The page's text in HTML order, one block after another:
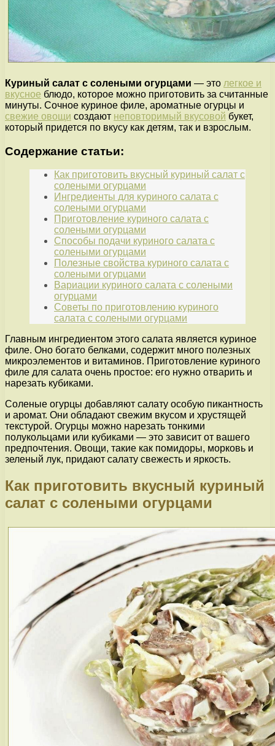
Куриный салат с солеными огурцами — это легкое и
вкусное блюдо, которое можно приготовить за считанные
минуты. Сочное куриное филе, ароматные огурцы и
свежие овощи создают неповторимый вкусовой букет,
который придется по вкусу как детям, так и взрослым.
Содержание статьи:
Как приготовить вкусный куриный салат с
солеными огурцами
Ингредиенты для куриного салата с
солеными огурцами
Приготовление куриного салата с
солеными огурцами
Способы подачи куриного салата с
солеными огурцами
Полезные свойства куриного салата с
солеными огурцами
Вариации куриного салата с солеными
огурцами
Советы по приготовлению куриного
салата с солеными огурцами
Главным ингредиентом этого салата является куриное
филе. Оно богато белками, содержит много полезных
микроэлементов и витаминов. Приготовление куриного
филе для салата очень простое: его нужно отварить и
нарезать кубиками.
Соленые огурцы добавляют салату особую пикантность
и аромат. Они обладают свежим вкусом и хрустящей
текстурой. Огурцы можно нарезать тонкими
полукольцами или кубиками — это зависит от вашего
предпочтения. Овощи, такие как помидоры, морковь и
зеленый лук, придают салату свежесть и яркость.
Как приготовить вкусный куриный
салат с солеными огурцами